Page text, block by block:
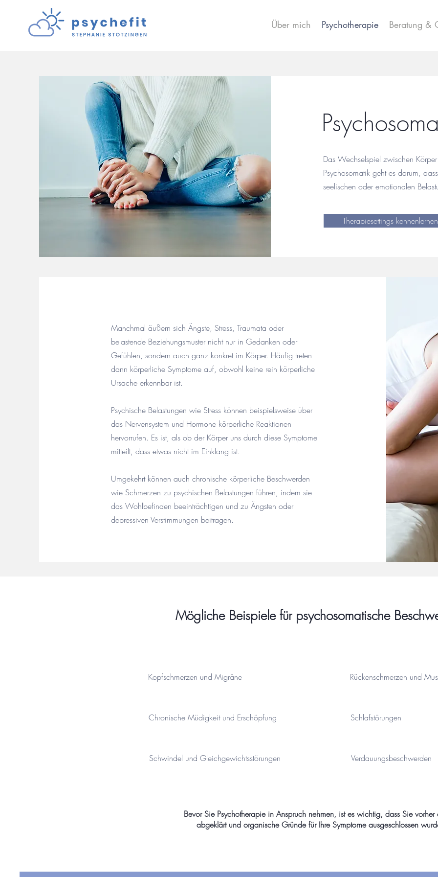
Über mich Psychotherapie Beratung &
Das Wechselspiel zwischen
Psychosomatik geht es darum,
seelischen oder emotionalen
Therapiesettings kennenlernen
Manchmal äußern sich Ängste, Stress, Traumata oder
belastende Beziehungsmuster nicht nur in Gedanken oder
Gefühlen, sondern auch ganz konkret im Körper. Häufig treten
dann körperliche Symptome auf, obwohl keine rein körperliche
Ursache erkennbar ist.
Psychische Belastungen wie Stress können beispielsweise über
das Nervensystem und Hormone körperliche Reaktionen
hervorrufen. Es ist, als ob der Körper uns durch diese Symptome
mitteilt, dass etwas nicht im Einklang ist.
Umgekehrt können auch chronische körperliche Beschwerden
wie Schmerzen zu psychischen Belastungen führen, indem sie
das Wohlbefinden beeinträchtigen und zu Ängsten oder
depressiven Verstimmungen beitragen.
Mögliche Beispiele für psychosomatische
Kopfschmerzen und Migräne Rückenschmerzen und
Chronische Müdigkeit und Erschöpfung Schlafstörungen
Schwindel und Gleichgewichtsstörungen Verdauungsbeschwerden
Bevor Sie Psychotherapie in Anspruch nehmen, ist es wichtig, dass Sie vorher
abgeklärt und organische Gründe für Ihre Symptome ausgeschlossen